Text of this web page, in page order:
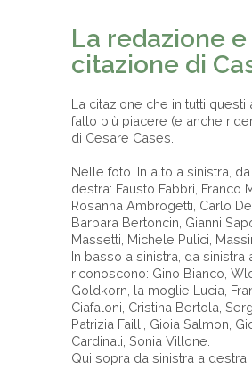
La redazione e
citazione di
La citazione che in tutti questi
fatto più piacere (e anche
di Cesare Cases.
Nelle foto. In alto a sinistra,
destra: Fausto Fabbri, Franco
Rosanna Ambrogetti, Carlo De
Barbara Bertoncin, Gianni
Massetti, Michele Pulici,
In basso a sinistra, da sinistra
riconoscono: Gino Bianco,
Goldkorn, la moglie Lucia,
Ciafaloni, Cristina Bertola,
Patrizia Failli, Gioia Salmon,
Cardinali, Sonia Villone.
Qui sopra da sinistra a destra: